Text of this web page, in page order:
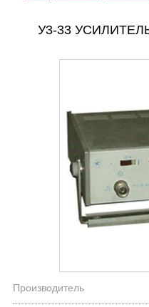
У3-33
Производитель